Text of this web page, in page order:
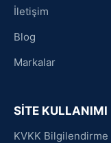
İletişim
Blog
Markalar
SİTE KULLANIMI
KVKK Bilgilendirme